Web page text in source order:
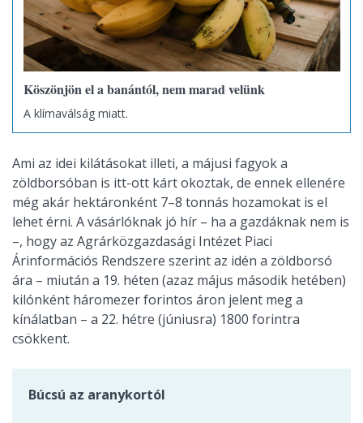
Köszönjön el a banántól, nem marad velünk
A klímaválság miatt.
Ami az idei kilátásokat illeti, a májusi fagyok a
zöldborsóban is itt-ott kárt okoztak, de ennek ellenére
még akár hektáronként 7–8 tonnás hozamokat is el
lehet érni. A vásárlóknak jó hír – ha a gazdáknak nem is
–, hogy az Agrárközgazdasági Intézet Piaci
Árinformációs Rendszere szerint az idén a zöldborsó
ára – miután a 19. héten (azaz május második hetében)
kilónként háromezer forintos áron jelent meg a
kínálatban – a 22. hétre (júniusra) 1800 forintra
csökkent.
Búcsú az aranykortól